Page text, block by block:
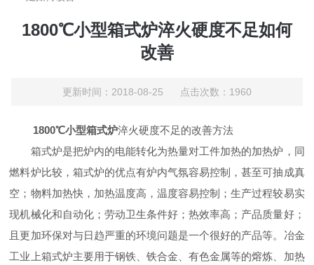
1800℃小型箱式炉淬火硬度不足如何
改善
更新时间：2018-08-25 点击次数：1960
1800℃小型箱式炉淬火硬度不足的改善方法
箱式炉是把炉内的电能转化为热量对工件加热的加热炉，同
燃料炉比较，箱式炉的优点有炉内气氛容易控制，甚至可抽成真
空；物料加热快，加热温度高，温度容易控制；生产过程较易实
现机械化和自动化；劳动卫生条件好；热效率高；产品质量好；
且更加环保对与日趋严重的环境问题是一个很好的产品等。冶金
工业上箱式炉主要用于钢铁、铁合金、有色金属等的熔炼、加热